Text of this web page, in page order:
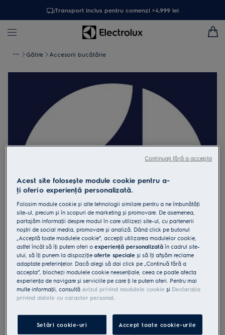
Transport inclus pentru comenzi >4.999 lei
Gătire Accesorii bucătărie
MCFE48U
Filtru universal si redimensionabil,
cu indiator, 100g/m2
Acest site folosește module cookie pentru a-
ţi oferi o experienţă personalizată.
Folosim module cookie și alte tehnologii similare pentru a ne îmbunătăţi
site-ul, precum și în scopuri de marketing și promovare. De asemenea,
partajăm informaţii despre modul în care utilizezi site-ul, cu partenerii
noștri de social media, promovare și analiză. Dând click pe butonul
„Acceptă toate modulele cookie”, accepţi utilizarea modulelor cookie,
astfel încât să îţi putem oferi oexperienţă personalizată în cadrul site-
ului, să îţi punem la dispoziţieoferte speciale și să îţi afișăm reclame
adaptate preferinţelor. Dacă alegi să dai click pe „Continuă fără a
accepta”, blochezi modulele cookie neesenţiale, ceea ce poate afecta
experienţa de navigare și serviciile pe care ţi le putem oferi. Pentru mai
multe informaţii, consultă Avizul privind modulele cookie și Declaraţia
privind datele cu caracter personal.
Setări cookie-uri Accept toate cookie-urile
Continuați fără a accepta